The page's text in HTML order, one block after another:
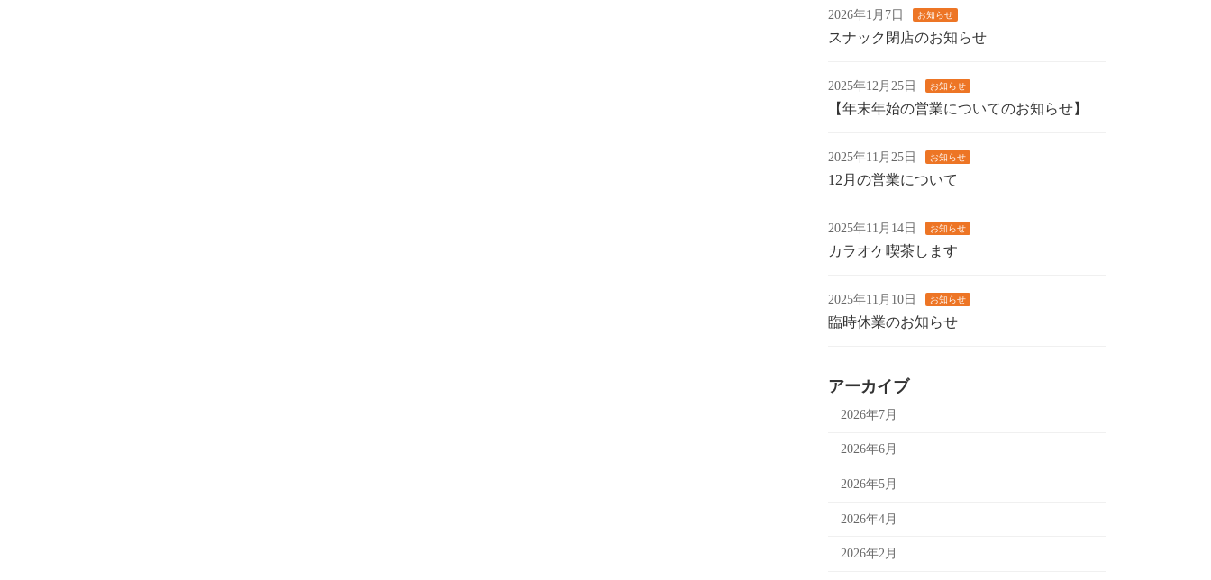
2026年1月7日 お知らせ
スナック閉店のお知らせ
2025年12月25日 お知らせ
【年末年始の営業についてのお知らせ】
2025年11月25日 お知らせ
12月の営業について
2025年11月14日 お知らせ
カラオケ喫茶します
2025年11月10日 お知らせ
臨時休業のお知らせ
アーカイブ
2026年7月
2026年6月
2026年5月
2026年4月
2026年2月